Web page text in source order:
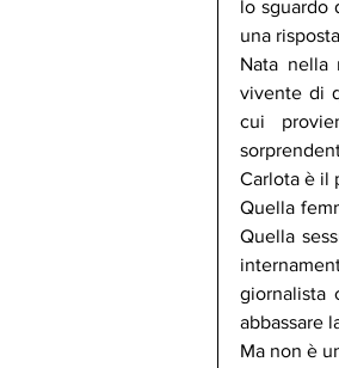
lo sguardo
una
Nata nella
vivente di
cui
Carlota è il
Quella
Quella
giornalista
abbassare
Ma non è